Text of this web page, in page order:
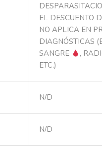
EL DESCUENTO
NO APLICA EN
DIAGNÓSTICAS
SANGRE
,
ETC.)
N/D
N/D